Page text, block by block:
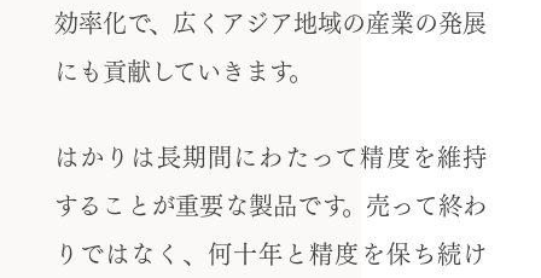
効率化で、広くアジア地域の産業の発展
にも貢献していきます。
はかりは長期間にわたって精度を維持
することが重要な製品です。売って終わ
りではなく、何十年と精度を保ち続け